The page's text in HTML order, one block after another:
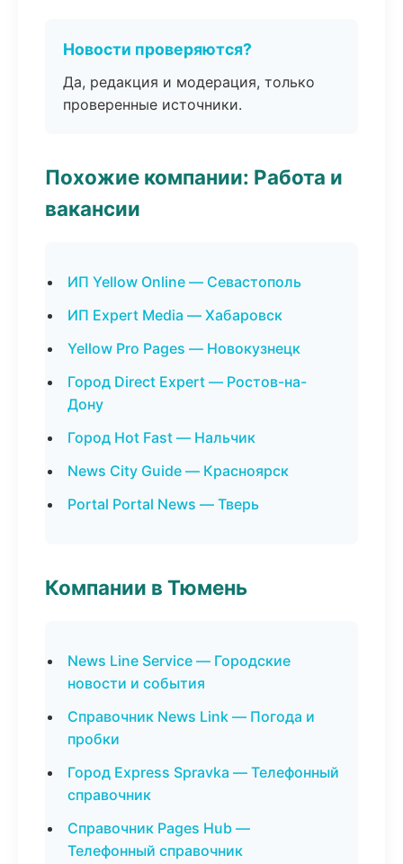
Новости проверяются?
Да, редакция и модерация, только
проверенные источники.
Похожие компании: Работа и
вакансии
ИП Yellow Online — Севастополь
ИП Expert Media — Хабаровск
Yellow Pro Pages — Новокузнецк
Город Direct Expert — Ростов-на-
Дону
Город Hot Fast — Нальчик
News City Guide — Красноярск
Portal Portal News — Тверь
Компании в Тюмень
News Line Service — Городские
новости и события
Справочник News Link — Погода и
пробки
Город Express Spravka — Телефонный
справочник
Справочник Pages Hub —
Телефонный справочник